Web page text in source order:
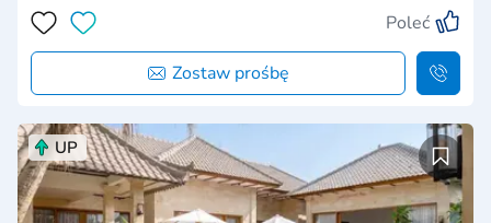
Poleć
Zostaw prośbę
UP